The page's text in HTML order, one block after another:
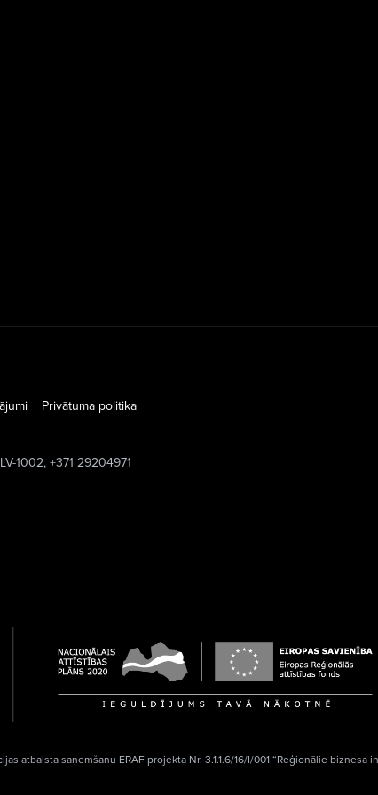
Privātuma politika
1002, +371 29204971
atbalsta saņemšanu ERAF projekta Nr. 3.1.1.6/16/I/001 “Reģionālie